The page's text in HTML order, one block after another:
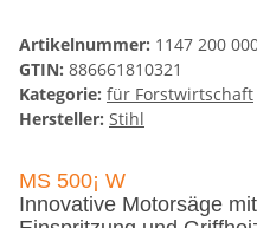
Artikelnummer: 1147 200
GTIN: 886661810321
Kategorie: für Forstwirtschaft
Hersteller: Stihl
MS 500¡ W
Innovative Motorsäge